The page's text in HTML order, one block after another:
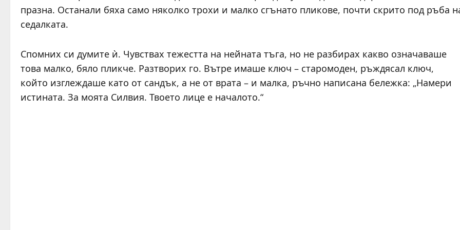
празна. Останали бяха само няколко трохи и малко сгънато пликове, почти скрито под ръба
седалката.
Спомних си думите ѝ. Чувствах тежестта на нейната тъга, но не разбирах какво означаваше
това малко, бяло пликче. Разтворих го. Вътре имаше ключ – старомоден, ръждясал ключ,
който изглеждаше като от сандък, а не от врата – и малка, ръчно написана бележка: „Намери
истината. За моята Силвия. Твоето лице е началото.“